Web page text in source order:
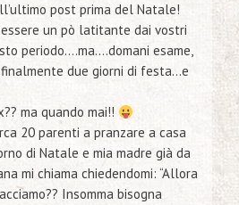
post prima del Natale!
un pò latitante dai vostri
periodo….ma….domani esame,
due giorni di festa…e
ma quando mai!!
20 parenti a pranzare a casa
di Natale e mia madre già da
mi chiama chiedendomi: “Allora
Insomma bisogna